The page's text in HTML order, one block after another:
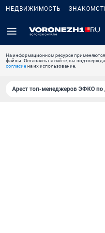
НЕДВИЖИМОСТЬ
На информационном ресурсе
файлы. Оставаясь на сайте, вы
согласиена их использование.
Арест топ-менеджеров ЭФКО по